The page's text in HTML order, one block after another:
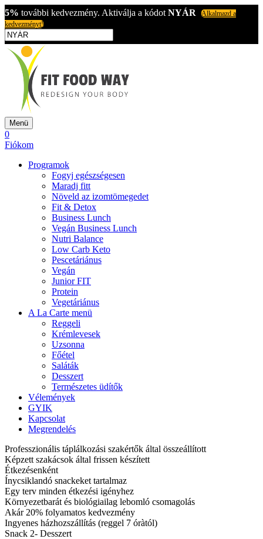
5% további kedvezmény. Aktiválja a kódot NYÁR
Alkalmazd a
kedvezményt!
Menü
0
Fiókom
Programok
Fogyj egészségesen
Maradj fitt
Növeld az izomtömegedet
Fit & Detox
Business Lunch
Vegán Business Lunch
Nutri Balance
Low Carb Keto
Pescetáriánus
Vegán
Junior FIT
Protein
Vegetáriánus
A La Carte menü
Reggeli
Krémlevesek
Uzsonna
Főétel
Saláták
Desszert
Természetes üdítők
Vélemények
GYIK
Kapcsolat
Megrendelés
Professzionális táplálkozási szakértők által összeállított
Képzett szakácsok által frissen készített
Étkezésenként
Ínycsiklandó snackeket tartalmaz
Egy terv minden étkezési igényhez
Környezetbarát és biológiailag lebomló csomagolás
Akár 20% folyamatos kedvezmény
Ingyenes házhozszállítás (reggel 7 óràtól)
Snack 2- Desszert